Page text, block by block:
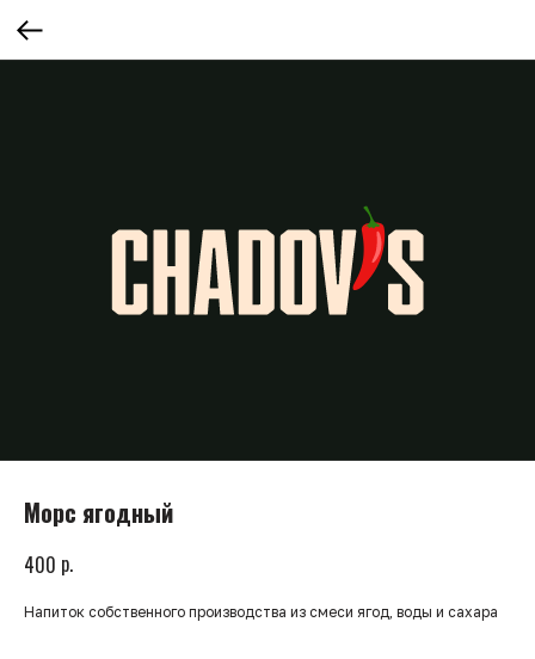
Морс ягодный
400 р.
Напиток собственного производства из смеси ягод, воды и сахара